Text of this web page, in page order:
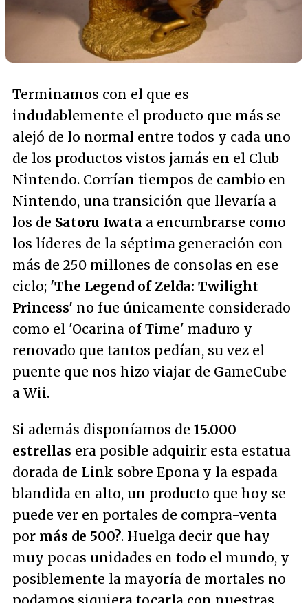
Terminamos con el que es
indudablemente el producto que más se
alejó de lo normal entre todos y cada uno
de los productos vistos jamás en el Club
Nintendo. Corrían tiempos de cambio en
Nintendo, una transición que llevaría a
los de Satoru Iwata a encumbrarse como
los líderes de la séptima generación con
más de 250 millones de consolas en ese
ciclo; 'The Legend of Zelda: Twilight
Princess' no fue únicamente considerado
como el 'Ocarina of Time' maduro y
renovado que tantos pedían, su vez el
puente que nos hizo viajar de GameCube
a Wii.
Si además disponíamos de 15.000
estrellas era posible adquirir esta estatua
dorada de Link sobre Epona y la espada
blandida en alto, un producto que hoy se
puede ver en portales de compra-venta
por más de 500?. Huelga decir que hay
muy pocas unidades en todo el mundo, y
posiblemente la mayoría de mortales no